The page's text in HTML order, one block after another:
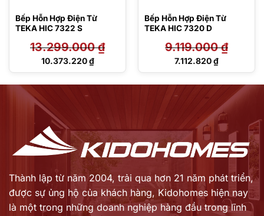
Bếp Hỗn Hợp Điện Từ
TEKA HIC 7322 S
13.299.000₫
Giá
10.373.220₫
Giá
Bếp Hỗn Hợp Điện Từ
TEKA HIC 7320 D
9.119.000₫
Giá
9.119.000 ₫.
7.112.820₫
Giá
7.112.820 ₫.
Thành lập từ năm 2004, trải qua hơn 21 năm phát triển,
được sự ủng hộ của khách hàng, Kidohomes hiện nay
là một trong những doanh nghiệp hàng đầu trong lĩnh